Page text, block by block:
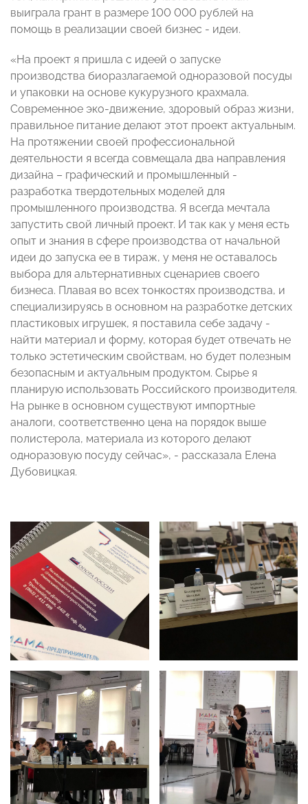
выиграла грант в размере 100 000 рублей на
помощь в реализации своей бизнес - идеи.
«На проект я пришла с идеей о запуске
производства биоразлагаемой одноразовой посуды
и упаковки на основе кукурузного крахмала.
Современное эко-движение, здоровый образ жизни,
правильное питание делают этот проект актуальным.
На протяжении своей профессиональной
деятельности я всегда совмещала два направления
дизайна – графический и промышленный -
разработка твердотельных моделей для
промышленного производства. Я всегда мечтала
запустить свой личный проект. И так как у меня есть
опыт и знания в сфере производства от начальной
идеи до запуска ее в тираж, у меня не оставалось
выбора для альтернативных сценариев своего
бизнеса. Плавая во всех тонкостях производства, и
специализируясь в основном на разработке детских
пластиковых игрушек, я поставила себе задачу -
найти материал и форму, которая будет отвечать не
только эстетическим свойствам, но будет полезным
безопасным и актуальным продуктом. Сырье я
планирую использовать Российского производителя.
На рынке в основном существуют импортные
аналоги, соответственно цена на порядок выше
полистерола, материала из которого делают
одноразовую посуду сейчас», - рассказала Елена
Дубовицкая.